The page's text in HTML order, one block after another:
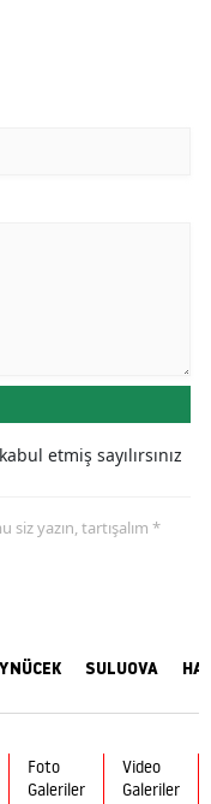
etmiş sayılırsınız
yazın, tartışalım *
SULUOVA
Foto
Galeriler
Video
Galeriler